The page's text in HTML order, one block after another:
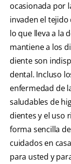
ocasionada por
invaden el tejido
lo que lleva a la
mantiene a los
diente son
dental. Incluso
enfermedad de
saludables de
dientes y el uso
forma sencilla
cuidados en
para usted y